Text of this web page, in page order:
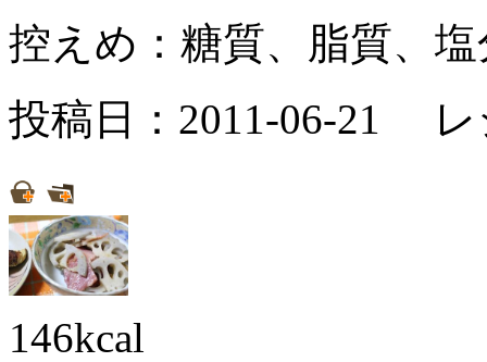
控えめ： 糖質、脂質、
投稿日：2011-06-21
146kcal